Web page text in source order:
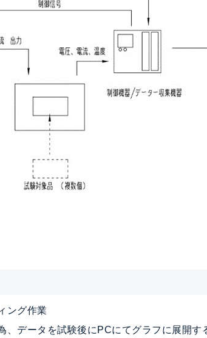
ング作業
データを試験後にPCにてグラフに展開す